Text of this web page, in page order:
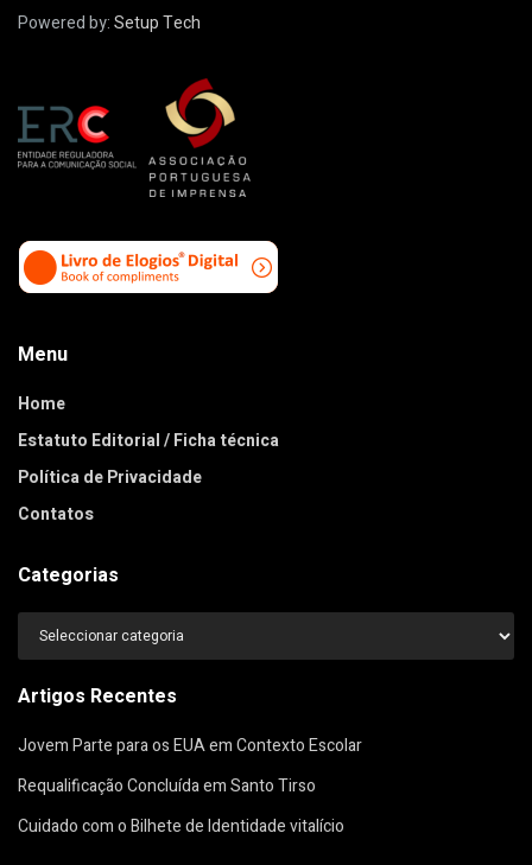
Powered by:Setup Tech
Menu
Home
Estatuto Editorial / Ficha técnica
Política de Privacidade
Contatos
Categorias
Categorias
Artigos Recentes
Jovem Parte para os EUA em Contexto Escolar
Requalificação Concluída em Santo Tirso
Cuidado com o Bilhete de Identidade vitalício